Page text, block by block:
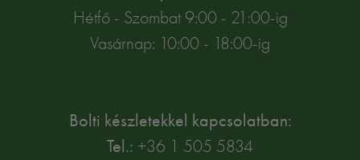
Hétfő - Szombat 9:00 - 21:00-ig
Vasárnap: 10:00 - 18:00-ig
Bolti készletekkel kapcsolatban:
Tel.: +36 1 505 5834